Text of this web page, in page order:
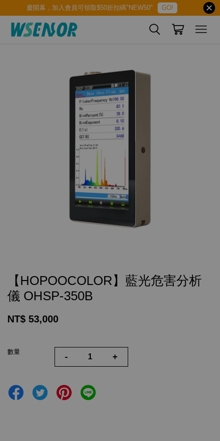
慶開幕，加入會員可領取$50折扣碼"NEW50" GO!
【HOPOOCOLOR】藍光危害分析
儀 OHSP-350B
NT$ 53,000
數量
- +